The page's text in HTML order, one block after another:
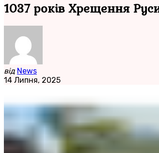
1037 років Хрещення
від News
14 Липня, 2025